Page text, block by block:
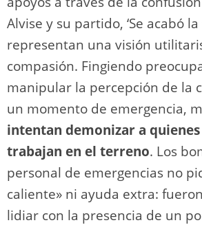
Alvise y su partido, ‘Se acabó la
representan una visión
compasión. Fingiendo
manipular la percepción de la
un momento de emergencia,
intentan demonizar a
trabajan en el terreno. Los
personal de emergencias no
caliente» ni ayuda extra:
lidiar con la presencia de un